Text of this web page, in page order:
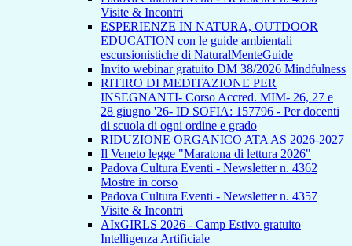
Visite & Incontri
ESPERIENZE IN NATURA, OUTDOOR
EDUCATION con le guide ambientali
escursionistiche di NaturalMenteGuide
Invito webinar gratuito DM 38/2026 Mindfulness
RITIRO DI MEDITAZIONE PER
INSEGNANTI- Corso Accred. MIM- 26, 27 e
28 giugno '26- ID SOFIA: 157796 - Per docenti
di scuola di ogni ordine e grado
RIDUZIONE ORGANICO ATA AS 2026-2027
Il Veneto legge "Maratona di lettura 2026"
Padova Cultura Eventi - Newsletter n. 4362
Mostre in corso
Padova Cultura Eventi - Newsletter n. 4357
Visite & Incontri
AIxGIRLS 2026 - Camp Estivo gratuito
Intelligenza Artificiale